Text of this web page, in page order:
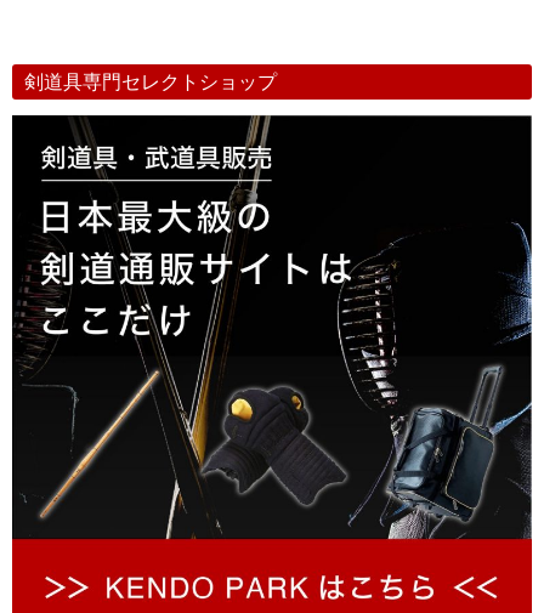
剣道具専門セレクトショップ